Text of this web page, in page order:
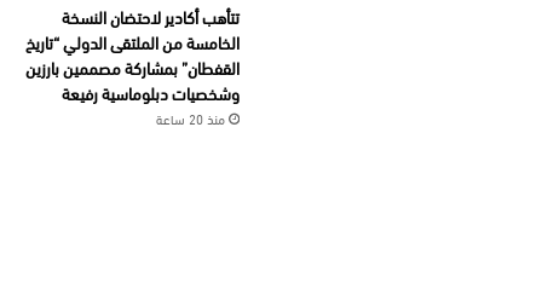
تتأهب أكادير لاحتضان النسخة
الخامسة من الملتقى الدولي “تاريخ
القفطان” بمشاركة مصممين بارزين
وشخصيات دبلوماسية رفيعة
منذ 20 ساعة